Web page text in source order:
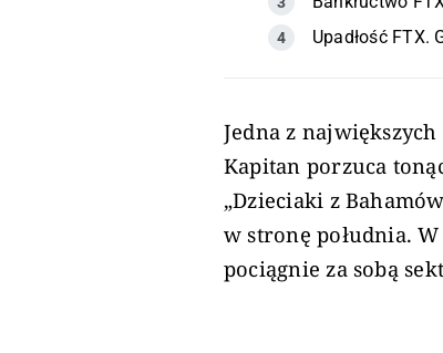
Upadłość FTX.
Jedna z
Kapitan porzuca
„Dzieciaki z
w stronę południa.
pociągnie za sobą